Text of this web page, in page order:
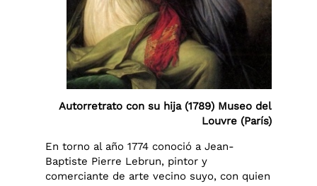
Autorretrato con su hija (1789) Museo del
Louvre (París)
En torno al año 1774 conoció a Jean-
Baptiste Pierre Lebrun, pintor y
comerciante de arte vecino suyo, con quien